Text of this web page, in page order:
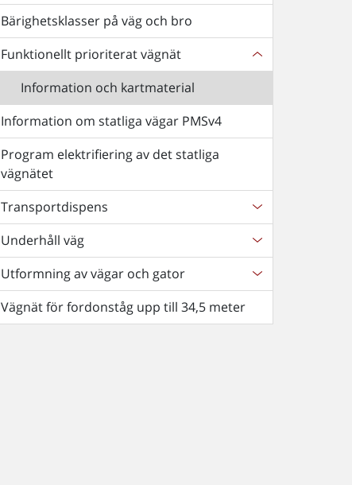
Bärighetsklasser på väg och bro
Funktionellt prioriterat vägnät
Information och kartmaterial
Information om statliga vägar PMSv4
Program elektrifiering av det statliga
vägnätet
Transportdispens
Underhåll väg
Utformning av vägar och gator
Vägnät för fordonståg upp till 34,5 meter